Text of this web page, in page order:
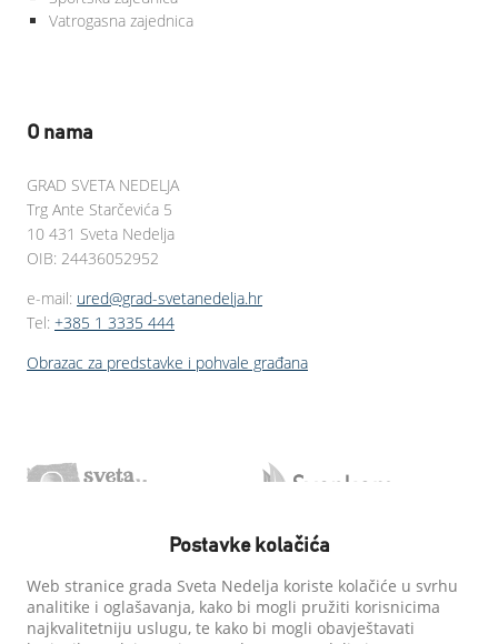
Vatrogasna zajednica
O nama
GRAD SVETA NEDELJA
Trg Ante Starčevića 5
10 431 Sveta Nedelja
OIB: 24436052952
e-mail: ured@grad-svetanedelja.hr
Tel: +385 1 3335 444
Obrazac za predstavke i pohvale građana
Postavke kolačića
Web stranice grada Sveta Nedelja koriste kolačiće u svrhu
analitike i oglašavanja, kako bi mogli pružiti korisnicima
najkvalitetniju uslugu, te kako bi mogli obavještavati